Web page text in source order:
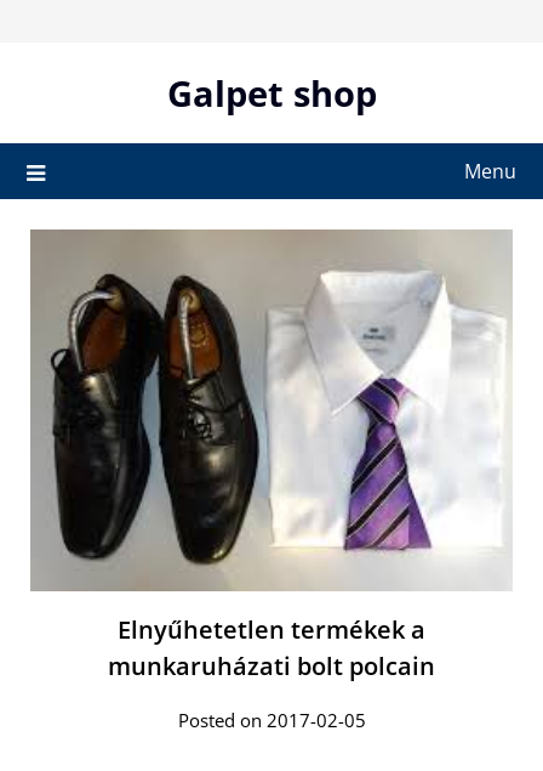
Galpet shop
Menu
Elnyűhetetlen termékek a
munkaruházati bolt polcain
Posted on 2017-02-05